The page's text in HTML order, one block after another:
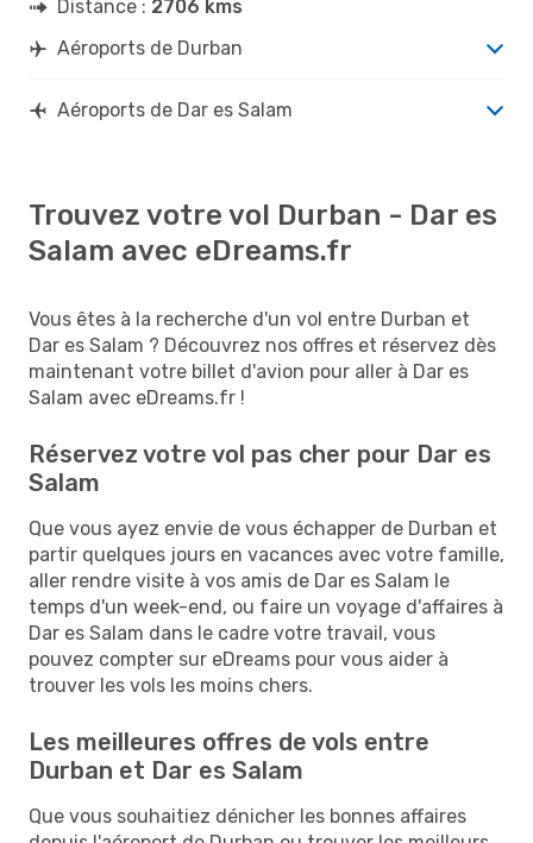
Distance : 2706 kms
Aéroports de Durban
Aéroports de Dar es Salam
Trouvez votre vol Durban - Dar es
Salam avec eDreams.fr
Vous êtes à la recherche d'un vol entre Durban et
Dar es Salam ? Découvrez nos offres et réservez dès
maintenant votre billet d'avion pour aller à Dar es
Salam avec eDreams.fr !
Réservez votre vol pas cher pour Dar es
Salam
Que vous ayez envie de vous échapper de Durban et
partir quelques jours en vacances avec votre famille,
aller rendre visite à vos amis de Dar es Salam le
temps d'un week-end, ou faire un voyage d'affaires à
Dar es Salam dans le cadre votre travail, vous
pouvez compter sur eDreams pour vous aider à
trouver les vols les moins chers.
Les meilleures offres de vols entre
Durban et Dar es Salam
Que vous souhaitiez dénicher les bonnes affaires